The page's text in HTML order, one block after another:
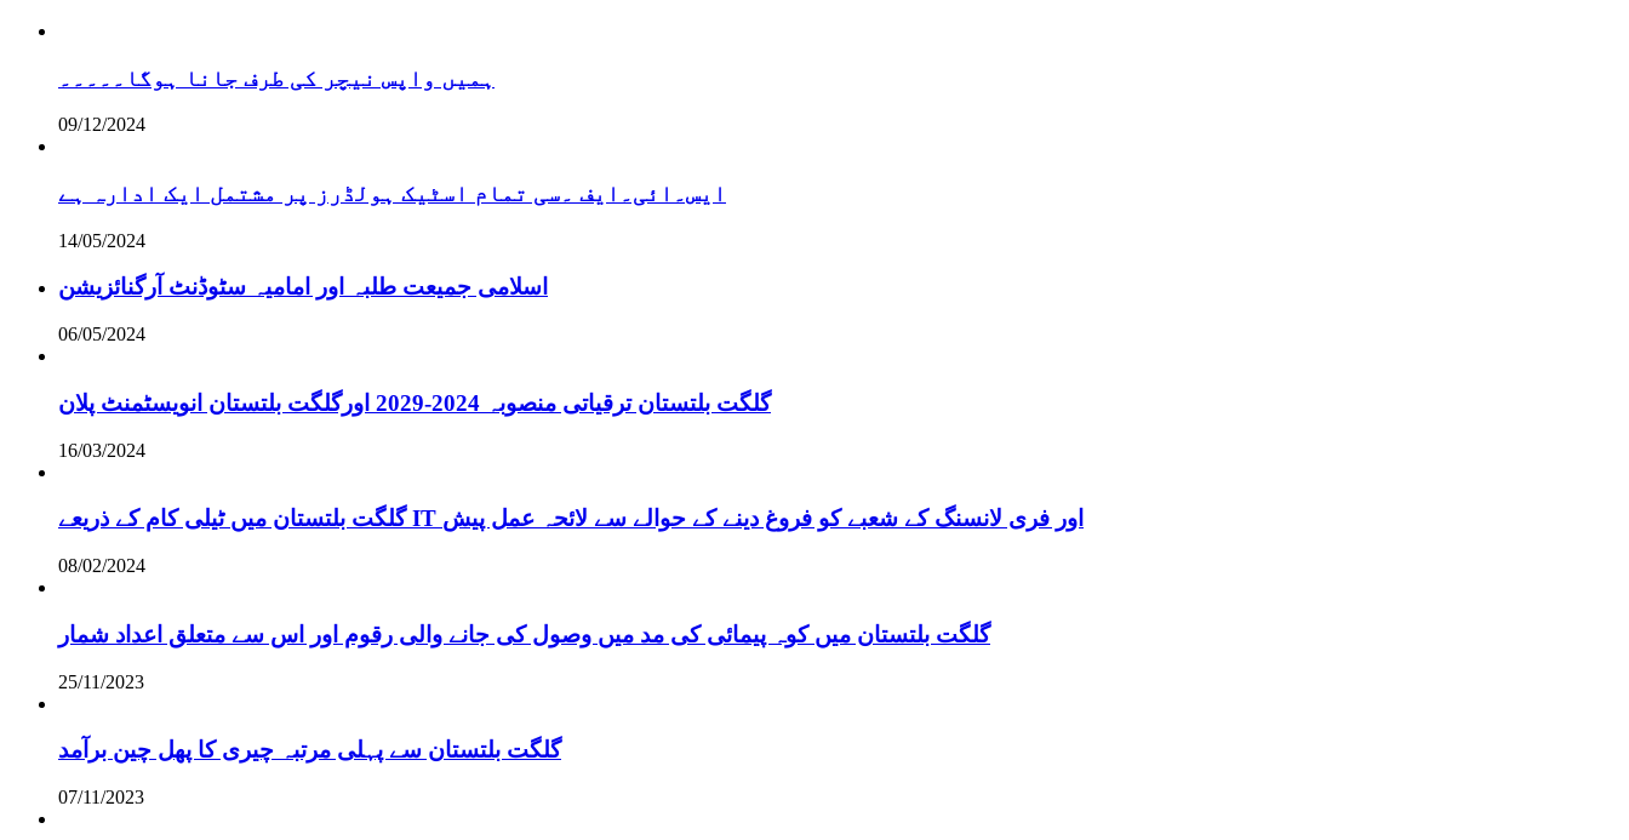
ہمیں واپس نیچر کی طرف جانا ہوگا۔۔۔۔۔
09/12/2024
ایس۔ائی۔ایف ۔سی تمام اسٹیک ہولڈرز پر مشتمل ایک ادارہ ہے
14/05/2024
اسلامی جمیعت طلبہ اور امامیہ سٹوڈنٹ آرگنائزیشن
06/05/2024
گلگت بلتستان ترقیاتی منصوبہ 2024-2029 اورگلگت بلتستان انویسٹمنٹ پلان
16/03/2024
گلگت بلتستان میں ٹیلی کام کے ذریعے IT اور فری لانسنگ کے شعبے کو فروغ دینے کے حوالے سے لائحہ عمل پیش
08/02/2024
گلگت بلتستان میں کوہ پیمائی کی مد میں وصول کی جانے والی رقوم اور اس سے متعلق اعداد شمار
25/11/2023
گلگت بلتستان سے پہلی مرتبہ چیری کا پھل چین برآمد
07/11/2023